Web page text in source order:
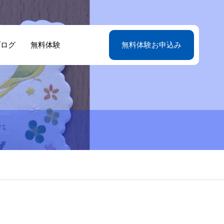
グ 無料体験 無料体験お申込み